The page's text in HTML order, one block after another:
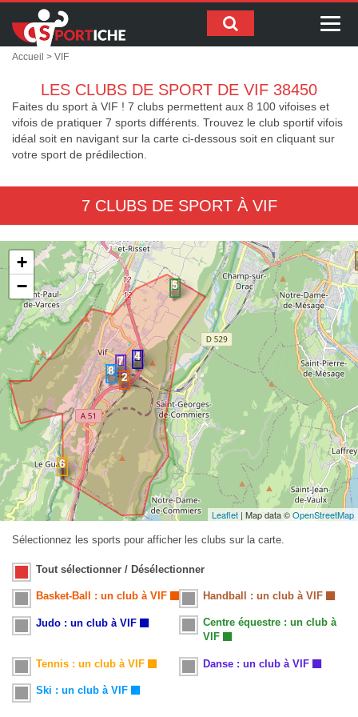
Accueil > VIF
LES CLUBS DE SPORT DE VIF 38450
Faites du sport à VIF ! 7 clubs permettent aux 8 100 vifoises et
vifois de pratiquer 7 sports différents. Trouvez le club sportif vifois
idéal soit en navigant sur la carte ci-dessous soit en cliquant sur
votre sport de prédilection.
7 CLUBS DE SPORT À VIF
+
−
Leaflet | Map data ©OpenStreetMap
Sélectionnez les sports pour afficher les clubs sur la carte.
Tout sélectionner / Désélectionner
Basket-Ball : un club à VIF Handball : un club à VIF
Judo : un club à VIF
Centre équestre : un club à
VIF
Tennis : un club à VIF Danse : un club à VIF
Ski : un club à VIF